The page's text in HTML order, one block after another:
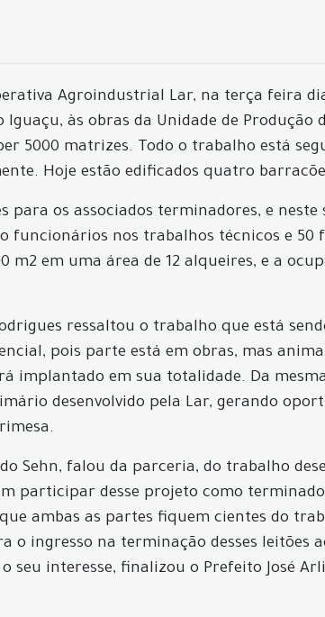
Agroindustrial Lar, na terça feira
às obras da Unidade de Produção
5000 matrizes. Todo o trabalho está
Hoje estão edificados quatro
os associados terminadores, e
funcionários nos trabalhos técnicos e
em uma área de 12 alqueires, e a
ressaltou o trabalho que está
pois parte está em obras, mas
implantado em sua totalidade. Da
desenvolvido pela Lar, gerando
Sehn, falou da parceria, do trabalho
participar desse projeto como
ambas as partes fiquem cientes do
ingresso na terminação desses leitões
interesse, finalizou o Prefeito José